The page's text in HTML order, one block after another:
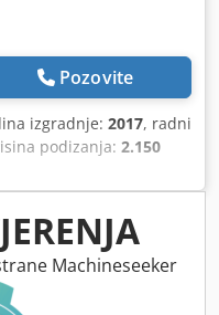
Pozovite
izgradnje: 2017, radni
podizanja: 2.150
jarbola:
Machineseeker